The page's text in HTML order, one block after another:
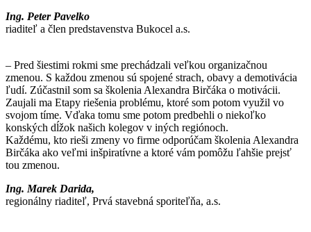
Ing. Peter Pavelko
riaditeľ a člen predstavenstva Bukocel a.s.
– Pred šiestimi rokmi sme prechádzali veľkou organizačnou
zmenou. S každou zmenou sú spojené strach, obavy a demotivácia
ľudí. Zúčastnil som sa školenia Alexandra Birčáka o motivácii.
Zaujali ma Etapy riešenia problému, ktoré som potom využil vo
svojom tíme. Vďaka tomu sme potom predbehli o niekoľko
konských dĺžok našich kolegov v iných regiónoch.
Každému, kto rieši zmeny vo firme odporúčam školenia Alexandra
Birčáka ako veľmi inšpiratívne a ktoré vám pomôžu ľahšie prejsť
tou zmenou.
Ing. Marek Darida,
regionálny riaditeľ, Prvá stavebná sporiteľňa, a.s.